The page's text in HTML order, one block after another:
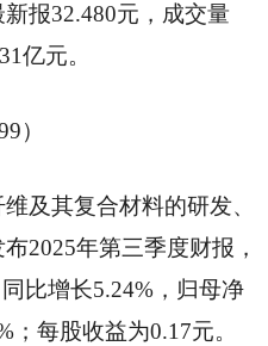
报32.480元，成交量
亿元。
）
及其复合材料的研发、
2025年第三季度财报，
比增长5.24%，归母净
；每股收益为0.17元。